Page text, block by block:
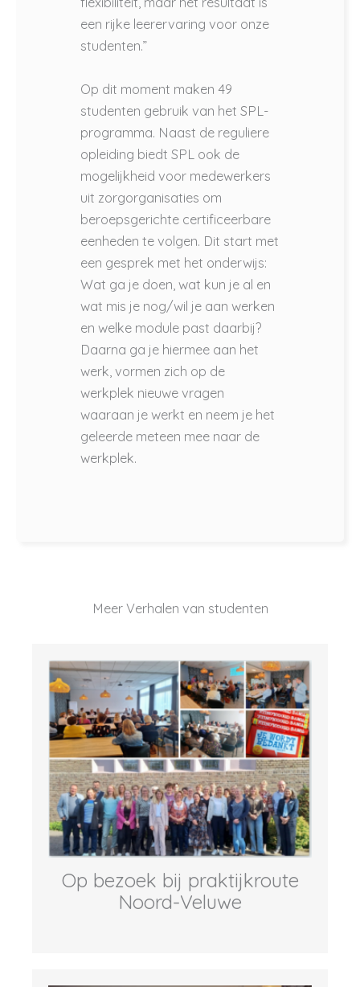
een rijke leerervaring voor onze
studenten.”
Op dit moment maken 49
studenten gebruik van het SPL-
programma. Naast de reguliere
opleiding biedt SPL ook de
mogelijkheid voor medewerkers
uit zorgorganisaties om
beroepsgerichte certificeerbare
eenheden te volgen. Dit start met
een gesprek met het onderwijs:
Wat ga je doen, wat kun je al en
wat mis je nog/wil je aan werken
en welke module past daarbij?
Daarna ga je hiermee aan het
werk, vormen zich op de
werkplek nieuwe vragen
waaraan je werkt en neem je het
geleerde meteen mee naar de
werkplek.
Meer Verhalen van studenten
Op bezoek bij praktijkroute
Noord-Veluwe